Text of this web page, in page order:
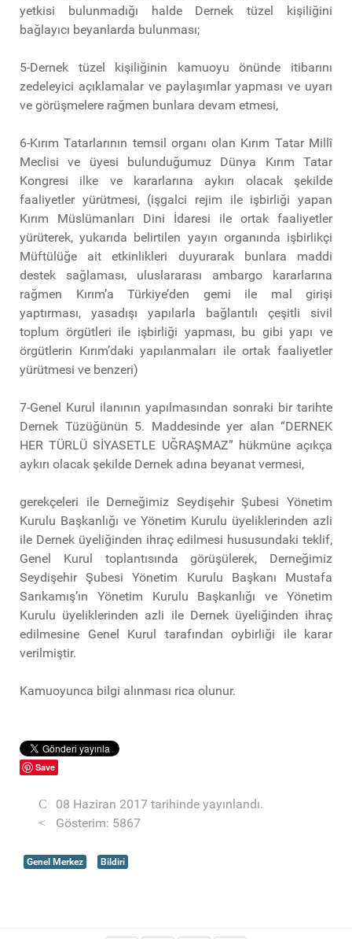
yetkisi bulunmadığı halde Dernek tüzel kişiliğini
bağlayıcı beyanlarda bulunması;
5-Dernek tüzel kişiliğinin kamuoyu önünde itibarını
zedeleyici açıklamalar ve paylaşımlar yapması ve uyarı
ve görüşmelere rağmen bunlara devam etmesi,
6-Kırım Tatarlarının temsil organı olan Kırım Tatar Millî
Meclisi ve üyesi bulunduğumuz Dünya Kırım Tatar
Kongresi ilke ve kararlarına aykırı olacak şekilde
faaliyetler yürütmesi, (işgalci rejim ile işbirliği yapan
Kırım Müslümanları Dini İdaresi ile ortak faaliyetler
yürüterek, yukarıda belirtilen yayın organında işbirlikçi
Müftülüğe ait etkinlikleri duyurarak bunlara maddi
destek sağlaması, uluslararası ambargo kararlarına
rağmen Kırım’a Türkiye’den gemi ile mal girişi
yaptırması, yasadışı yapılarla bağlantılı çeşitli sivil
toplum örgütleri ile işbirliği yapması, bu gibi yapı ve
örgütlerin Kırım’daki yapılanmaları ile ortak faaliyetler
yürütmesi ve benzeri)
7-Genel Kurul ilanının yapılmasından sonraki bir tarihte
Dernek Tüzüğünün 5. Maddesinde yer alan “DERNEK
HER TÜRLÜ SİYASETLE UĞRAŞMAZ” hükmüne açıkça
aykırı olacak şekilde Dernek adına beyanat vermesi,
gerekçeleri ile Derneğimiz Seydişehir Şubesi Yönetim
Kurulu Başkanlığı ve Yönetim Kurulu üyeliklerinden azli
ile Dernek üyeliğinden ihraç edilmesi hususundaki teklif,
Genel Kurul toplantısında görüşülerek, Derneğimiz
Seydişehir Şubesi Yönetim Kurulu Başkanı Mustafa
Sarıkamış’ın Yönetim Kurulu Başkanlığı ve Yönetim
Kurulu üyeliklerinden azli ile Dernek üyeliğinden ihraç
edilmesine Genel Kurul tarafından oybirliği ile karar
verilmiştir.
Kamuoyunca bilgi alınması rica olunur.
Save
08 Haziran 2017 tarihinde yayınlandı.
Gösterim: 5867
Genel Merkez Bildiri